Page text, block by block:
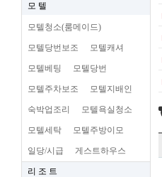
모 텔
모텔청소(룸메이드)
모텔당번보조 모텔캐셔
모텔베팅 모텔당번
모텔주차보조 모텔지배인
숙박업조리 모텔욕실청소
모텔세탁 모텔주방이모
일당/시급 게스트하우스
리 조 트